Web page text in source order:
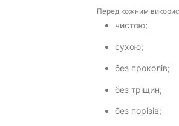
Перед кожним
чистою;
сухою;
без проколів;
без тріщин;
без порізів;